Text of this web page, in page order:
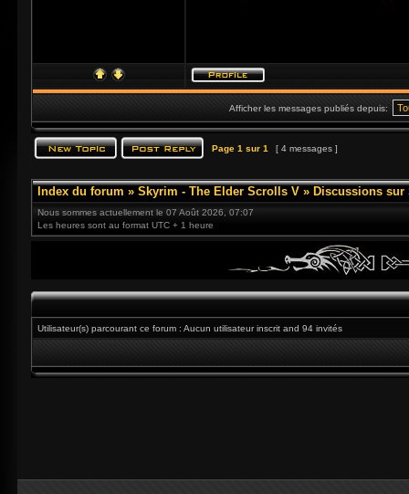
Afficher les messages publiés depuis:
Page 1 sur 1 [ 4 messages ]
Index du forum » Skyrim - The Elder Scrolls V » Discussions sur
Nous sommes actuellement le 07 Août 2026, 07:07
Les heures sont au format UTC + 1 heure
Utilisateur(s) parcourant ce forum : Aucun utilisateur inscrit and 94 invités